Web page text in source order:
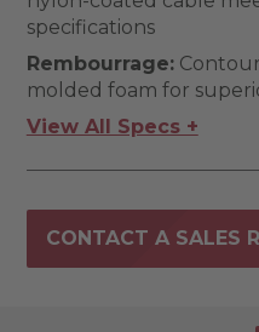
specifications
Rembourrage:
molded foam for
View All Specs +
CONTACT A SALES